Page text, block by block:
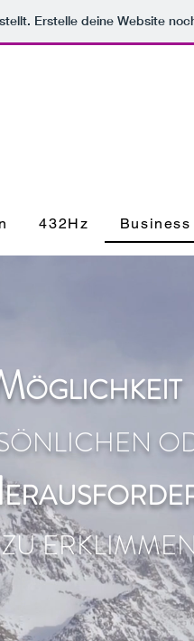
Erstelle deine Website
432Hz Business
ÖGLICHKEIT
ERKLIM